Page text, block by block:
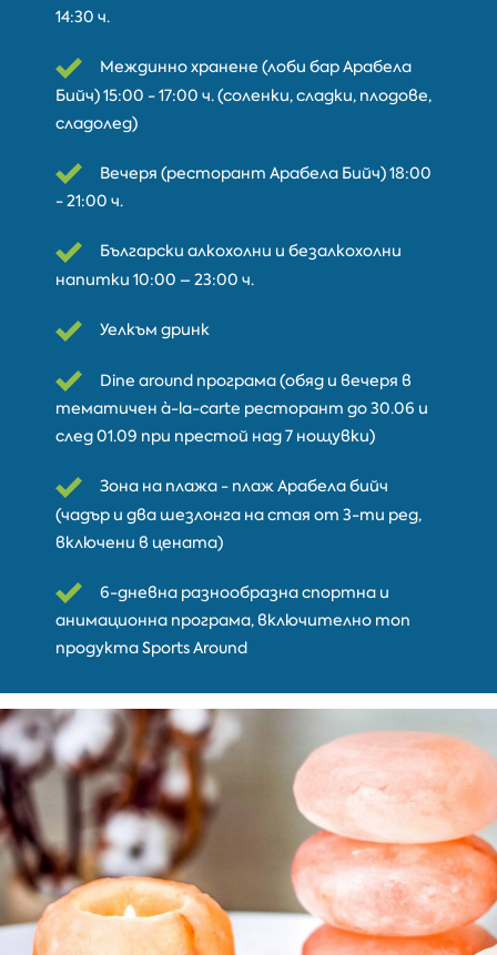
14:30 ч.
Междинно хранене (лоби бар Арабела
Бийч) 15:00 - 17:00 ч. (соленки, сладки, плодове,
сладолед)
Вечеря (ресторант Арабела Бийч) 18:00
- 21:00 ч.
Български алкохолни и безалкохолни
напитки 10:00 – 23:00 ч.
Уелкъм дринк
Dine around програма (обяд и вечеря в
тематичен à-la-carte ресторант до 30.06 и
след 01.09 при престой над 7 нощувки)
Зона на плажа - плаж Арабела бийч
(чадър и два шезлонга на стая от 3-ти ред,
включени в цената)
6-дневна разнообразна спортна и
анимационна програма, включително топ
продуктa Sports Around